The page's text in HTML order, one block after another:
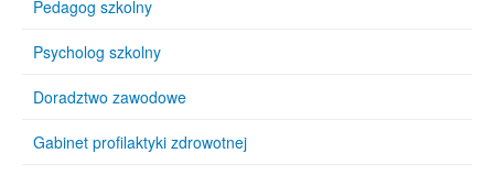
Pedagog szkolny
Psycholog szkolny
Doradztwo zawodowe
Gabinet profilaktyki zdrowotnej